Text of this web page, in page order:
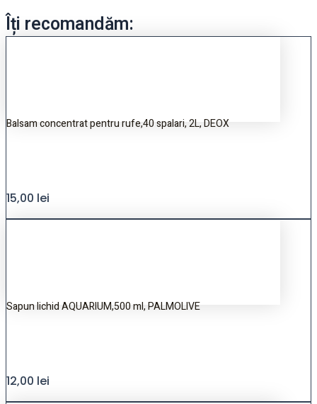
Îți recomandăm:
Balsam concentrat pentru rufe,40 spalari, 2L, DEOX
15,00 lei
Sapun lichid AQUARIUM,500 ml, PALMOLIVE
12,00 lei